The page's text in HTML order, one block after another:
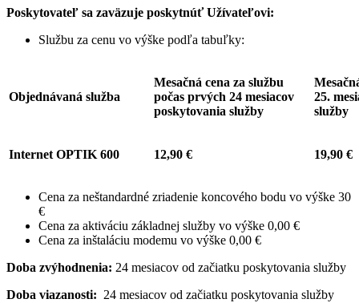
Poskytovateľ sa zaväzuje poskytnúť Užívateľovi:
Službu za cenu vo výške podľa tabuľky:
Objednávaná služba
Mesačná cena za službu
počas prvých 24 mesiacov
poskytovania služby
25.
služby
Internet OPTIK 600 12,90 € 19,90 €
Cena za neštandardné zriadenie koncového bodu vo výške 30
€
Cena za aktiváciu základnej služby vo výške 0,00 €
Cena za inštaláciu modemu vo výške 0,00 €
Doba zvýhodnenia: 24 mesiacov od začiatku poskytovania služby
Doba viazanosti: 24 mesiacov od začiatku poskytovania služby